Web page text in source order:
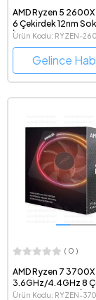
AMD Ryzen 5
6 Çekirdek 12nm
İşlemci
Ürün Kodu: RYZEN-
Gelince
( 0 )
AMD Ryzen 7 3700X
3.6GHz/4.4GHz 8
Soket AM4 7nm
Ürün Kodu: RYZEN-